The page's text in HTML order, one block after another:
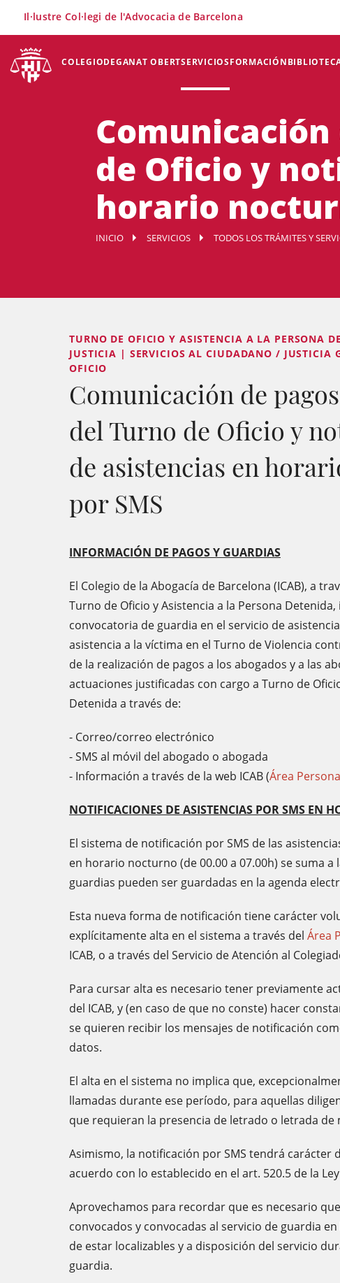
COLEGIODEGANAT OBERTSERVICIOSFORMACIÓN
Il·lustre Col·legi de l'Advocacia de Barcelona
de Oficio y
horario
INICIO SERVICIOS TODOS LOS TRÁMITES Y
TURNO DE OFICIO Y ASISTENCIA A LA PERSONA
JUSTICIA | SERVICIOS AL CIUDADANO / JUSTICIA
OFICIO
Comunicación de
del Turno de Oficio y
de asistencias en
por SMS
INFORMACIÓN DE PAGOS Y GUARDIAS
El Colegio de la Abogacía de Barcelona (ICAB), a
Turno de Oficio y Asistencia a la Persona
convocatoria de guardia en el servicio de
asistencia a la víctima en el Turno de Violencia
de la realización de pagos a los abogados y a las
actuaciones justificadas con cargo a Turno de
Detenida a través de:
- Correo/correo electrónico
- SMS al móvil del abogado o abogada
- Información a través de la web ICAB (Área
NOTIFICACIONES DE ASISTENCIAS POR SMS EN
El sistema de notificación por SMS de las
en horario nocturno (de 00.00 a 07.00h) se suma a
guardias pueden ser guardadas en la agenda
Esta nueva forma de notificación tiene carácter
explícitamente alta en el sistema a través del Área
ICAB, o a través del Servicio de Atención al
Para cursar alta es necesario tener previamente
del ICAB, y (en caso de que no conste) hacer
se quieren recibir los mensajes de notificación
datos.
El alta en el sistema no implica que,
llamadas durante ese período, para aquellas
que requieran la presencia de letrado o letrada de
Asimismo, la notificación por SMS tendrá carácter
acuerdo con lo establecido en el art. 520.5 de la
Aprovechamos para recordar que es necesario
convocados y convocadas al servicio de guardia
de estar localizables y a disposición del servicio
guardia.